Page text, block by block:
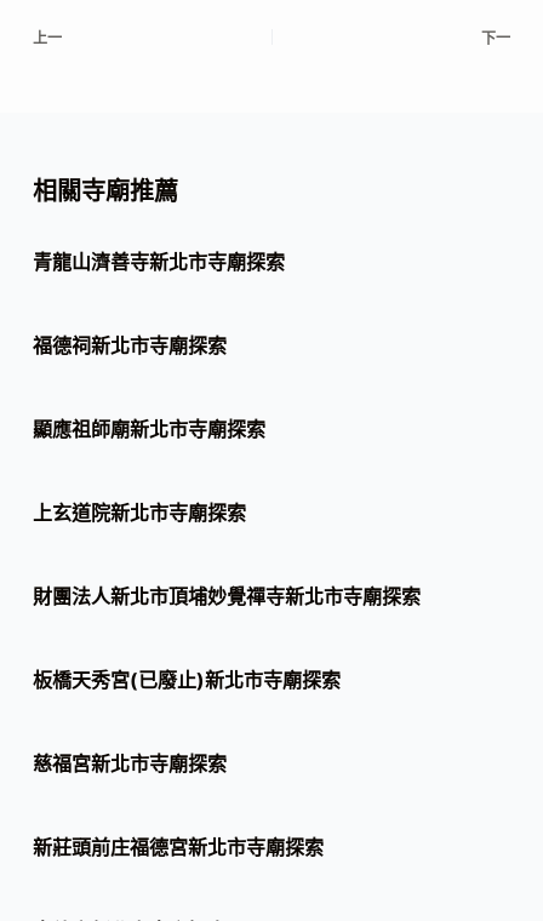
上一 下一
相關寺廟推薦
青龍山濟善寺新北市寺廟探索
福德祠新北市寺廟探索
顯應祖師廟新北市寺廟探索
上玄道院新北市寺廟探索
財團法人新北市頂埔妙覺禪寺新北市寺廟探索
板橋天秀宮(已廢止)新北市寺廟探索
慈福宮新北市寺廟探索
新莊頭前庄福德宮新北市寺廟探索